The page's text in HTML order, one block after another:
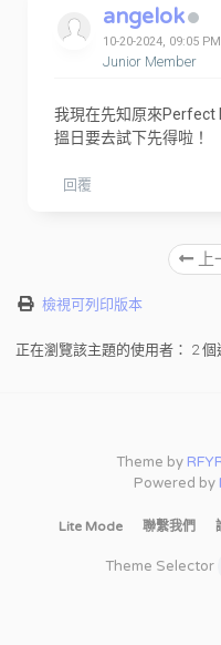
angelok
10-20-2024, 09:05 PM
Junior Member
我現在先知原來Perfect
搵日要去試下先得啦！
回覆
上
檢視可列印版本
正在瀏覽該主題的使用者： 2 個
Theme by
Powered by
Lite Mode 聯繫我們
Theme Selector